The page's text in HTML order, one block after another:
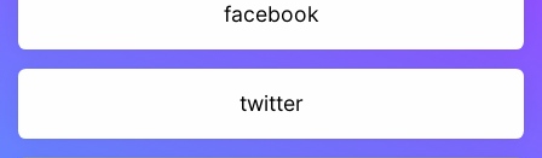
facebook
twitter